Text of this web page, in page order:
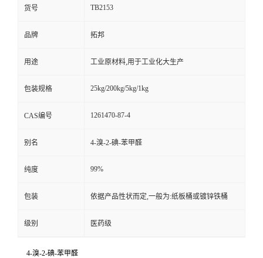
货号 TB2153
品牌 拓邦
用途 工业原材料,用于工业化大生产
包装规格 25kg/200kg/5kg/1kg
CAS编号 1261470-87-4
别名 4-溴-2-碘-苯甲醛
纯度 99%
包装 依据产品性状而定,一般为:纸板桶或镀锌铁桶
级别 医药级
4-溴-2-碘-苯甲醛